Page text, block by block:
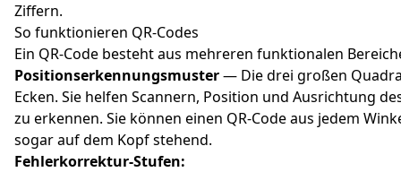
Ziffern.
So funktionieren QR-Codes
Ein QR-Code besteht aus mehreren funktionalen
Positionserkennungsmuster— Die drei großen
Ecken. Sie helfen Scannern, Position und Ausrichtung
zu erkennen. Sie können einen QR-Code aus jedem
sogar auf dem Kopf stehend.
Fehlerkorrektur-Stufen: